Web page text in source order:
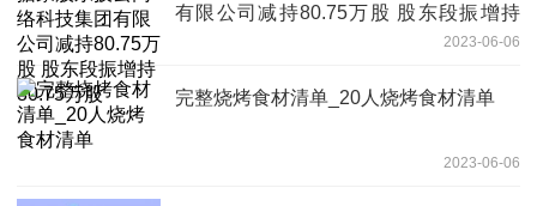
有限公司减持80.75万股 股东段振增持
2023-06-06
完整烧烤食材清单_20人烧烤食材清单
2023-06-06